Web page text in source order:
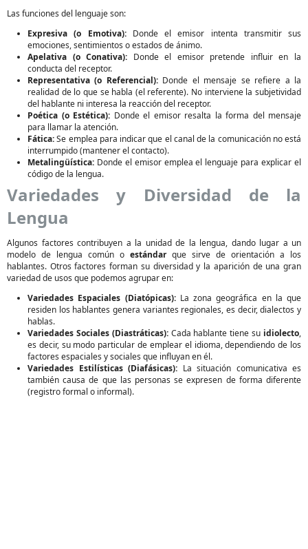
Las funciones del lenguaje son:
Expresiva (o Emotiva):Donde el emisor intenta transmitir sus
emociones, sentimientos o estados de ánimo.
Apelativa (o Conativa): Donde el emisor pretende influir en la
conducta del receptor.
Representativa (o Referencial):Donde el mensaje se refiere a la
realidad de lo que se habla (el referente). No interviene la subjetividad
del hablante ni interesa la reacción del receptor.
Poética (o Estética): Donde el emisor resalta la forma del mensaje
para llamar la atención.
Fática:Se emplea para indicar que el canal de la comunicación no está
interrumpido (mantener el contacto).
Metalingüística: Donde el emisor emplea el lenguaje para explicar el
código de la lengua.
Variedades y Diversidad de la
Lengua
Algunos factores contribuyen a la unidad de la lengua, dando lugar a un
modelo de lengua común o estándarque sirve de orientación a los
hablantes. Otros factores forman su diversidad y la aparición de una gran
variedad de usos que podemos agrupar en:
Variedades Espaciales (Diatópicas):La zona geográfica en la que
residen los hablantes genera variantes regionales, es decir, dialectos y
hablas.
Variedades Sociales (Diastráticas):Cada hablante tiene su idiolecto,
es decir, su modo particular de emplear el idioma, dependiendo de los
factores espaciales y sociales que influyan en él.
Variedades Estilísticas (Diafásicas): La situación comunicativa es
también causa de que las personas se expresen de forma diferente
(registro formal o informal).